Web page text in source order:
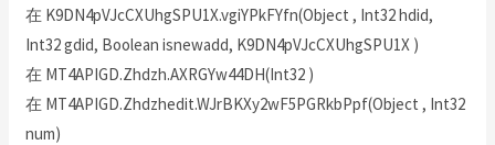
在 K9DN4pVJcCXUhgSPU1X.vgiYPkFYfn(Object , Int32 hdid,
Int32 gdid, Boolean isnewadd, K9DN4pVJcCXUhgSPU1X )
在 MT4APIGD.Zhdzh.AXRGYw44DH(Int32 )
在 MT4APIGD.Zhdzhedit.WJrBKXy2wF5PGRkbPpf(Object , Int32
num)